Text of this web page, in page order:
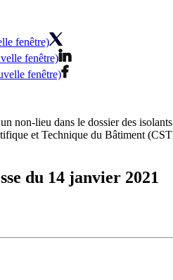
fenêtre)
fenêtre)
fenêtre)
non-lieu dans le dossier des
et Technique du Bâtiment
du 14 janvier 2021